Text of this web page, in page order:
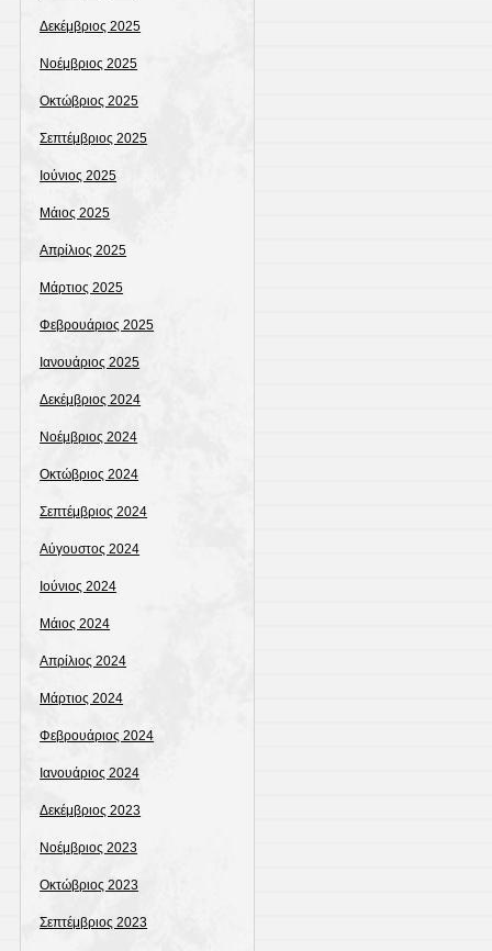
Δεκέμβριος 2025
Νοέμβριος 2025
Οκτώβριος 2025
Σεπτέμβριος 2025
Ιούνιος 2025
Μάιος 2025
Απρίλιος 2025
Μάρτιος 2025
Φεβρουάριος 2025
Ιανουάριος 2025
Δεκέμβριος 2024
Νοέμβριος 2024
Οκτώβριος 2024
Σεπτέμβριος 2024
Αύγουστος 2024
Ιούνιος 2024
Μάιος 2024
Απρίλιος 2024
Μάρτιος 2024
Φεβρουάριος 2024
Ιανουάριος 2024
Δεκέμβριος 2023
Νοέμβριος 2023
Οκτώβριος 2023
Σεπτέμβριος 2023